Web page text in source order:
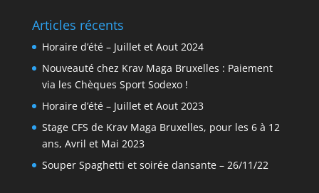
Articles récents
Horaire d’été – Juillet et Aout 2024
Nouveauté chez Krav Maga Bruxelles : Paiement
via les Chèques Sport Sodexo !
Horaire d’été – Juillet et Aout 2023
Stage CFS de Krav Maga Bruxelles, pour les 6 à 12
ans, Avril et Mai 2023
Souper Spaghetti et soirée dansante – 26/11/22